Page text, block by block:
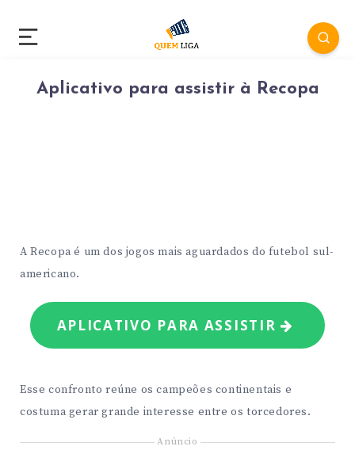
Aplicativo para assistir à Recopa
A Recopa é um dos jogos mais aguardados do futebol sul-
americano.
APLICATIVO PARA ASSISTIR
Esse confronto reúne os campeões continentais e
costuma gerar grande interesse entre os torcedores.
Anúncio